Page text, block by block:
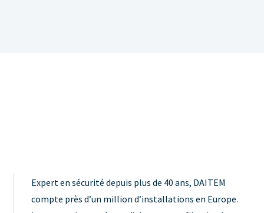
Expert en sécurité depuis plus de 40 ans, DAITEM
compte près d’un million d’installations en Europe.